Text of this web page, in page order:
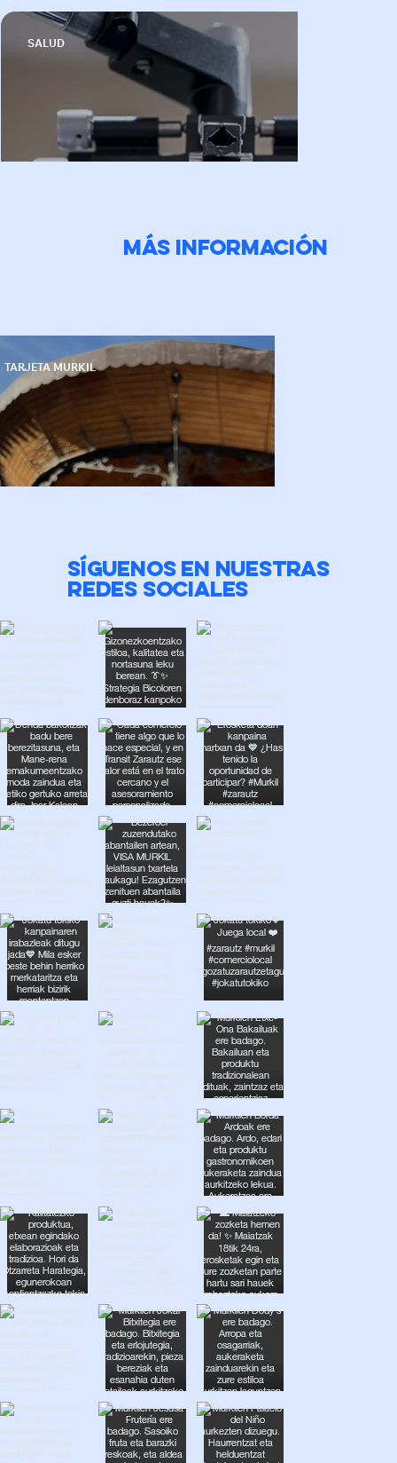
SALUD
Más información
TARJETA MURKIL
SÍGUENOS EN NUESTRAS
REDES SOCIALES